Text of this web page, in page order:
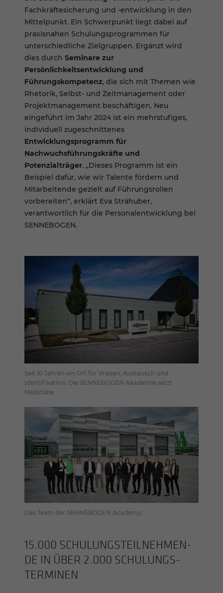
Fachkräftesicherung und -entwicklung in den
Mittelpunkt. Ein Schwerpunkt liegt dabei auf
praxisnahen Schulungsprogrammen für
unterschiedliche Zielgruppen. Ergänzt wird
dies durch Seminare zur
Persönlichkeitsentwicklung und
Führungskompetenz, die sich mit Themen wie
Rhetorik, Selbst- und Zeitmanagement oder
Projektmanagement beschäftigen. Neu
eingeführt im Jahr 2024 ist ein mehrstufiges,
individuell zugeschnittenes
Entwicklungsprogramm für
Nachwuchsführungskräfte und
Potenzialträger. „Dieses Programm ist ein
Beispiel dafür, wie wir Talente fördern und
Mitarbeitende gezielt auf Führungsrollen
vorbereiten“, erklärt Eva Strähuber,
verantwortlich für die Personalentwicklung bei
SENNEBOGEN.
Seit 10 Jahren ein Ort für Wissen, Austausch und
Identifikation: Die SENNEBOGEN Akademie setzt
Maßstäbe
Das Team der SENNEBOGEN Academy.
15.000 SCHU­LUNGS­TEIL­NEH­MEN­
DE IN ÜBER 2.000 SCHU­LUNGS­
TER­MI­NEN